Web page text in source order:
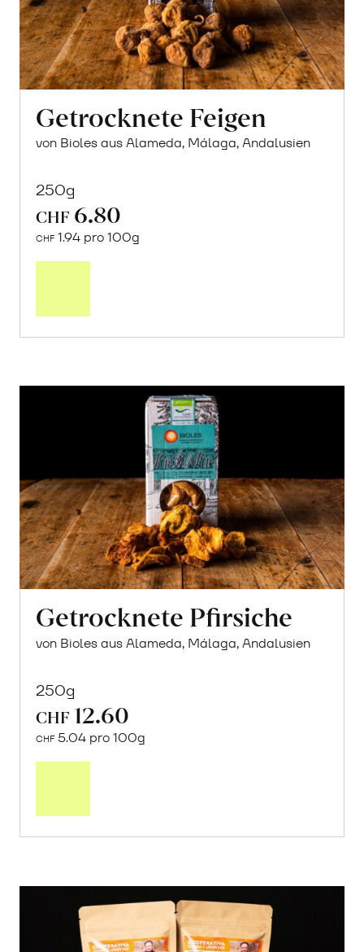
Getrocknete Feigen
von Bioles aus Alameda, Málaga, Andalusien
250g
CHF 6.80
CHF 1.94 pro 100g
Getrocknete Pfirsiche
von Bioles aus Alameda, Málaga, Andalusien
250g
CHF 12.60
CHF 5.04 pro 100g